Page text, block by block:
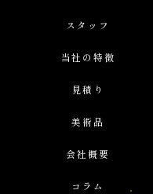
スタッフ
当社の特徴
見積り
美術品
会社概要
コラム